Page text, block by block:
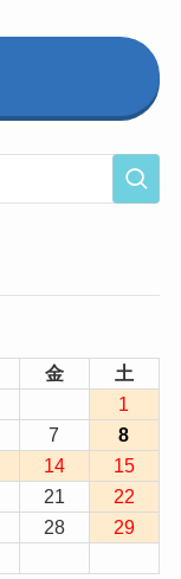
金
土
1
7
8
14
15
21
22
28
29